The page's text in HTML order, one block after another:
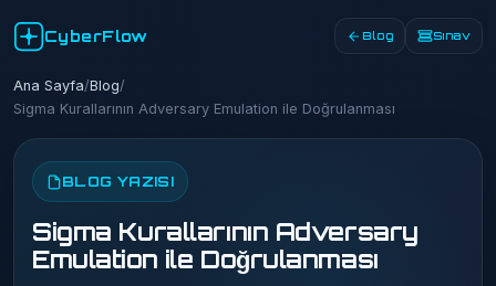
CyberFlow Blog Sınav
Ana Sayfa/Blog/
Sigma Kurallarının Adversary Emulation ile Doğrulanması
BLOG YAZISI
Sigma Kurallarının Adversary
Emulation ile Doğrulanması